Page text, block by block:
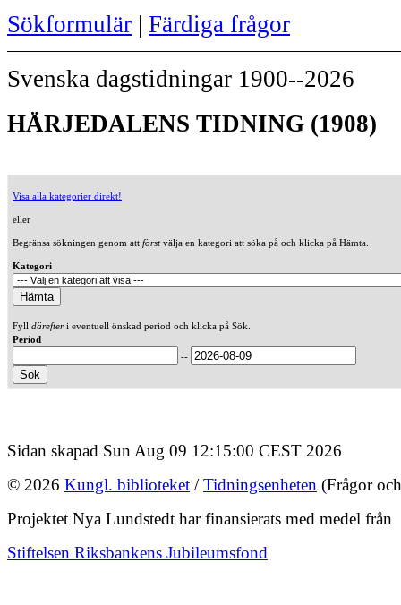
Sökformulär | Färdiga frågor
Svenska dagstidningar 1900--2026
HÄRJEDALENS TIDNING (1908)
Visa alla kategorier direkt!
eller
Begränsa sökningen genom att förstvälja en kategori att söka på och klicka på Hämta.
Kategori
Fyll därefteri eventuell önskad period och klicka på Sök.
Period
--
Sidan skapad Sun Aug 09 12:15:00 CEST 2026
© 2026 Kungl. biblioteket /Tidningsenheten (Frågor
Projektet Nya Lundstedt har finansierats med medel från
Stiftelsen Riksbankens Jubileumsfond